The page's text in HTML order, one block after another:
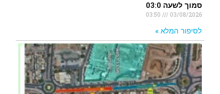
סמוך לשעה 03:0
03/08/2026
לסיפור המלא »